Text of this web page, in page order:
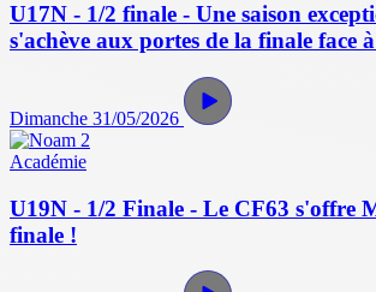
U17N - 1/2 finale - Une saison
s'achève aux portes de la finale face
Dimanche 31/05/2026
Académie
U19N - 1/2 Finale - Le CF63 s'offre
finale !